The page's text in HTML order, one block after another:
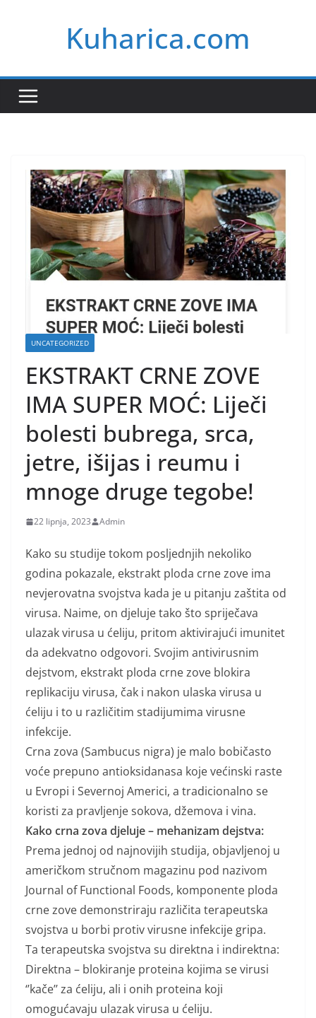
Kuharica.com
UNCATEGORIZED
EKSTRAKT CRNE ZOVE
IMA SUPER MOĆ: Liječi
bolesti bubrega, srca,
jetre, išijas i reumu i
mnoge druge tegobe!
22 lipnja, 2023 Admin
Kako su studije tokom posljednjih nekoliko
godina pokazale, ekstrakt ploda crne zove ima
nevjerovatna svojstva kada je u pitanju zaštita od
virusa. Naime, on djeluje tako što spriječava
ulazak virusa u ćeliju, pritom aktivirajući imunitet
da adekvatno odgovori. Svojim antivirusnim
dejstvom, ekstrakt ploda crne zove blokira
replikaciju virusa, čak i nakon ulaska virusa u
ćeliju i to u različitim stadijumima virusne
infekcije.
Crna zova (Sambucus nigra) je malo bobičasto
voće prepuno antioksidanasa koje većinski raste
u Evropi i Severnoj Americi, a tradicionalno se
koristi za pravljenje sokova, džemova i vina.
Kako crna zova djeluje – mehanizam dejstva:
Prema jednoj od najnovijih studija, objavljenoj u
američkom stručnom magazinu pod nazivom
Journal of Functional Foods, komponente ploda
crne zove demonstriraju različita terapeutska
svojstva u borbi protiv virusne infekcije gripa.
Ta terapeutska svojstva su direktna i indirektna:
Direktna – blokiranje proteina kojima se virusi
‘’kače’’ za ćeliju, ali i onih proteina koji
omogućavaju ulazak virusa u ćeliju.